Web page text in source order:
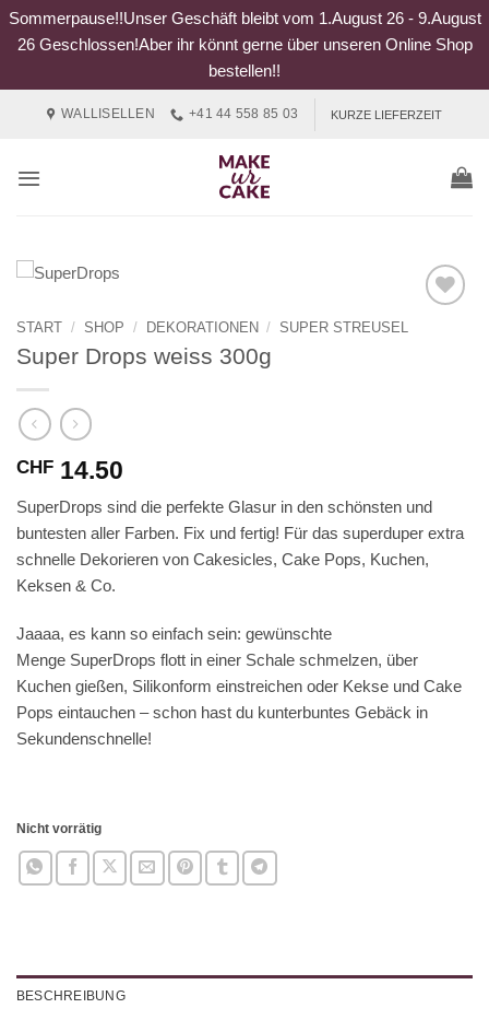
Sommerpause!!Unser Geschäft bleibt vom 1.August 26 - 9.August
26 Geschlossen!Aber ihr könnt gerne über unseren Online Shop
bestellen!!
WALLISELLEN +41 44 558 85 03 KURZE LIEFERZEIT
START / SHOP / DEKORATIONEN / SUPER STREUSEL
Super Drops weiss 300g
CHF 14.50
SuperDrops sind die perfekte Glasur in den schönsten und
buntesten aller Farben. Fix und fertig! Für das superduper extra
schnelle Dekorieren von Cakesicles, Cake Pops, Kuchen,
Keksen & Co.
Jaaaa, es kann so einfach sein: gewünschte
Menge SuperDrops flott in einer Schale schmelzen, über
Kuchen gießen, Silikonform einstreichen oder Kekse und Cake
Pops eintauchen – schon hast du kunterbuntes Gebäck in
Sekundenschnelle!
Nicht vorrätig
BESCHREIBUNG